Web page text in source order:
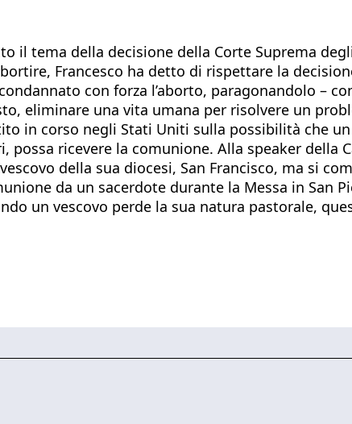
il tema della decisione della Corte Suprema
Francesco ha detto di rispettare la
con forza l’aborto, paragonandolo –
eliminare una vita umana per risolvere un
in corso negli Stati Uniti sulla possibilità che
ricevere la comunione. Alla speaker della
della sua diocesi, San Francisco, ma si
da un sacerdote durante la Messa in San
un vescovo perde la sua natura pastorale,